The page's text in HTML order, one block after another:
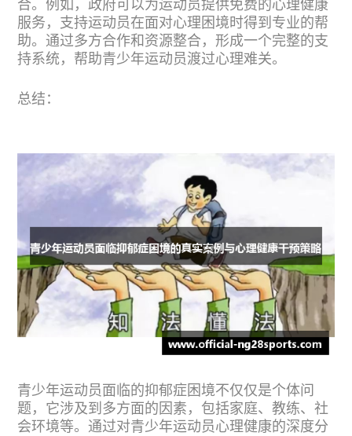
合。例如，政府可以为运动员提供免费的心理健康
服务，支持运动员在面对心理困境时得到专业的帮
助。通过多方合作和资源整合，形成一个完整的支
持系统，帮助青少年运动员渡过心理难关。
总结：
青少年运动员面临的抑郁症困境不仅仅是个体问
题，它涉及到多方面的因素，包括家庭、教练、社
会环境等。通过对青少年运动员心理健康的深度分